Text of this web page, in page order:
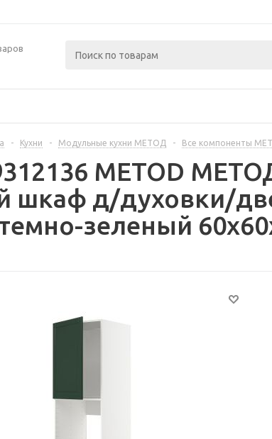
- Кухни - Модульные кухни МЕТОД - Все компоненты
METOD
шкаф д/духовки/
зеленый